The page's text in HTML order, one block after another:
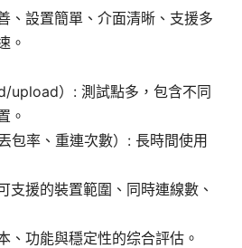
、設置簡單、介面清晰、支援多
。
upload）: 測試點多，包含不同
。
包率、重連次數）: 長時間使用
支援的裝置範圍、同時連線數、
、功能與穩定性的综合評估。